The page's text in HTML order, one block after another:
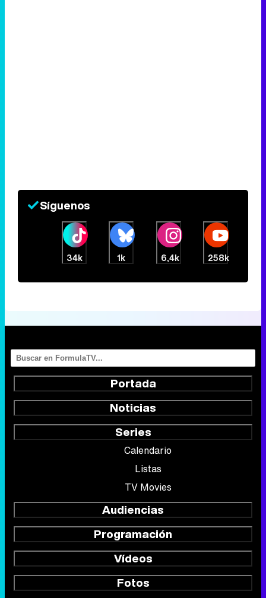
Síguenos
34k 1k 6,4k 258k
Portada
Noticias
Series
Calendario
Listas
TV Movies
Audiencias
Programación
Vídeos
Fotos